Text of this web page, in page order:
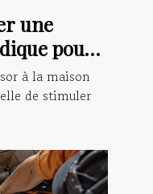
une
pour
à la maison
de stimuler